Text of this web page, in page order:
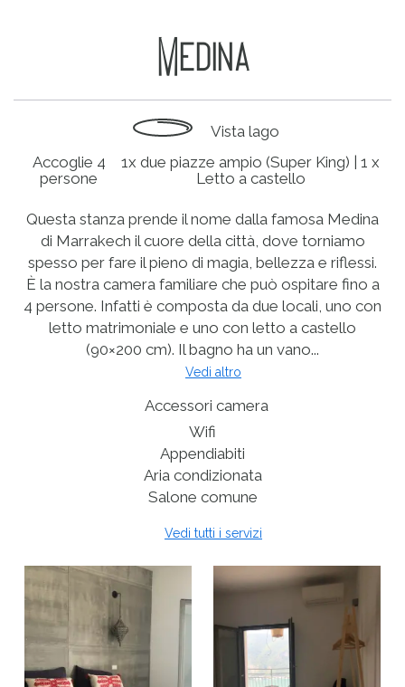
Medina
Vista lago
Accoglie 4
persone
1x due piazze ampio (Super King) |1 x
Letto a castello
Questa stanza prende il nome dalla famosa Medina
di Marrakech il cuore della città, dove torniamo
spesso per fare il pieno di magia, bellezza e riflessi.
È la nostra camera familiare che può ospitare fino a
4 persone. Infatti è composta da due locali, uno con
letto matrimoniale e uno con letto a castello
(90×200 cm). Il bagno ha un vano...
Vedi altro
Accessori camera
Wifi
Appendiabiti
Aria condizionata
Salone comune
Vedi tutti i servizi